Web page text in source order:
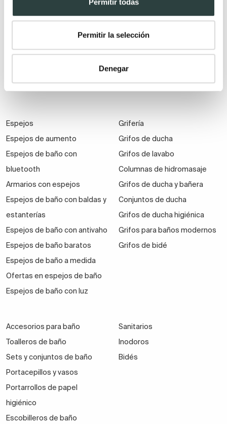
Permitir la selección
Denegar
Muebles de baño
Espejos
Espejos de aumento
Espejos de baño con
bluetooth
Armarios con espejos
Espejos de baño con baldas y
estanterías
Espejos de baño con antivaho
Espejos de baño baratos
Espejos de baño a medida
Ofertas en espejos de baño
Espejos de baño con luz
Grifería
Grifos de ducha
Grifos de lavabo
Columnas de hidromasaje
Grifos de ducha y bañera
Conjuntos de ducha
Grifos de ducha higiénica
Grifos para baños modernos
Grifos de bidé
Accesorios para baño
Toalleros de baño
Sets y conjuntos de baño
Portacepillos y vasos
Portarrollos de papel
higiénico
Escobilleros de baño
Sanitarios
Inodoros
Bidés